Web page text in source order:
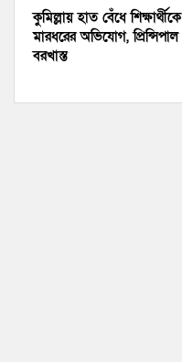
কুমিল্লায় হাত বেঁধে শিক্ষার্থীকে
মারধরের অভিযোগ, প্রিন্সিপাল
বরখাস্ত